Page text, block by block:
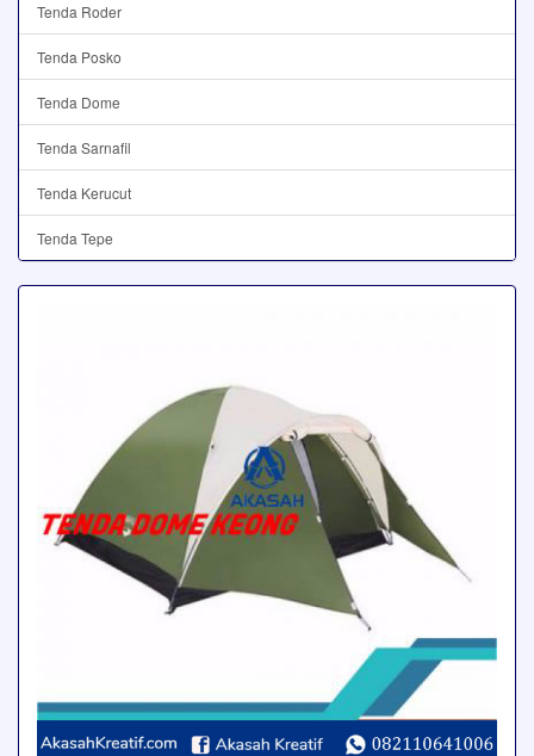
Tenda Roder
Tenda Posko
Tenda Dome
Tenda Sarnafil
Tenda Kerucut
Tenda Tepe